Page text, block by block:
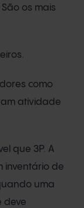
os mais
como
atividade
que 3P. A
inventário de
uma
deve